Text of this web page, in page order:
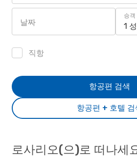
날짜
승객
1
직항
항공편 + 호텔 검
항공편 검색
로사리오(으)로 떠나세